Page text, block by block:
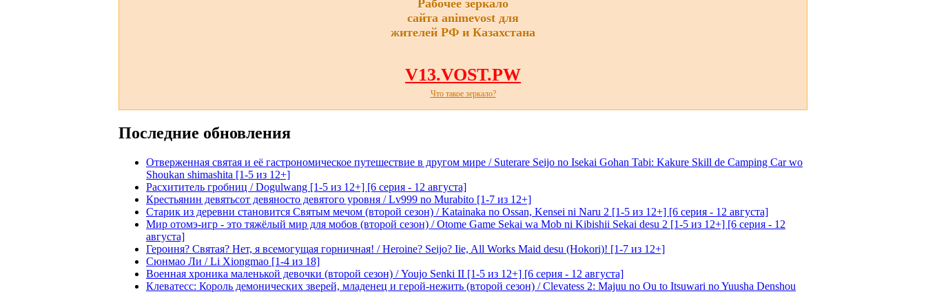
Рабочее зеркало
сайта animevost для
жителей РФ и Казахстана
V13.VOST.PW
Что такое зеркало?
Последние обновления
Отверженная святая и её гастрономическое путешествие в другом мире / Suterare Seijo no Isekai Gohan Tabi: Kakure Skill de Camping Car wo
Shoukan shimashita [1-5 из 12+]
Расхититель гробниц / Dogulwang [1-5 из 12+] [6 серия - 12 августа]
Крестьянин девятьсот девяносто девятого уровня / Lv999 no Murabito [1-7 из 12+]
Старик из деревни становится Святым мечом (второй сезон) / Katainaka no Ossan, Kensei ni Naru 2 [1-5 из 12+] [6 серия - 12 августа]
Мир отомэ-игр - это тяжёлый мир для мобов (второй сезон) / Otome Game Sekai wa Mob ni Kibishii Sekai desu 2 [1-5 из 12+] [6 серия - 12
августа]
Героиня? Святая? Нет, я всемогущая горничная! / Heroine? Seijo? Iie, All Works Maid desu (Hokori)! [1-7 из 12+]
Сюнмао Ли / Li Xiongmao [1-4 из 18]
Военная хроника маленькой девочки (второй сезон) / Youjo Senki II [1-5 из 12+] [6 серия - 12 августа]
Клеватесс: Король демонических зверей, младенец и герой-нежить (второй сезон) / Clevatess 2: Majuu no Ou to Itsuwari no Yuusha Denshou